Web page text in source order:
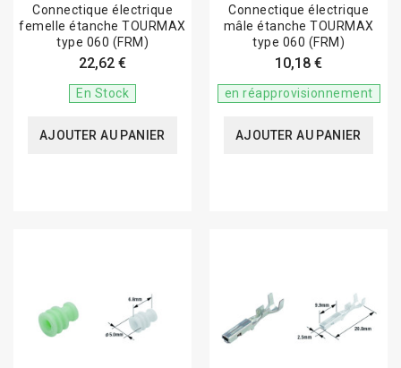
Connectique électrique
femelle étanche TOURMAX
type 060 (FRM)
22,62 €
En Stock
AJOUTER AU PANIER
Connectique électrique
mâle étanche TOURMAX
type 060 (FRM)
10,18 €
en réapprovisionnement
AJOUTER AU PANIER